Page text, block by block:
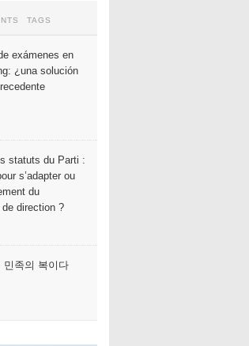
TAGS
exámenes en
¿una solución
statuts du Parti :
s’adapter ou
du
direction ?
민족의 복이다